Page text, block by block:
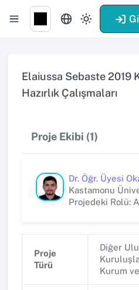
Elaiussa Sebaste 2019
Hazırlık Çalışmaları
Proje Ekibi (1)
Dr. Öğr. Üyesi
Kastamonu
Projedeki Rolü:
Proje
Türü
Diğer
Kurum